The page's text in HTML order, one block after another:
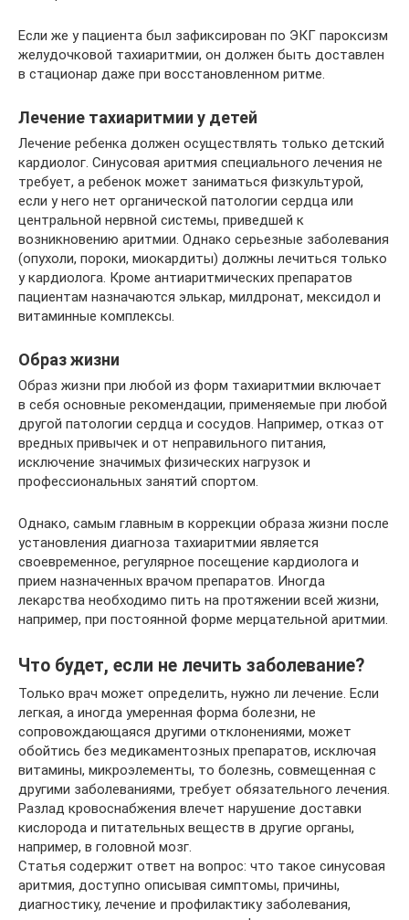
Если же у пациента был зафиксирован по ЭКГ пароксизм
желудочковой тахиаритмии, он должен быть доставлен
в стационар даже при восстановленном ритме.
Лечение тахиаритмии у детей
Лечение ребенка должен осуществлять только детский
кардиолог. Синусовая аритмия специального лечения не
требует, а ребенок может заниматься физкультурой,
если у него нет органической патологии сердца или
центральной нервной системы, приведшей к
возникновению аритмии. Однако серьезные заболевания
(опухоли, пороки, миокардиты) должны лечиться только
у кардиолога. Кроме антиаритмических препаратов
пациентам назначаются элькар, милдронат, мексидол и
витаминные комплексы.
Образ жизни
Образ жизни при любой из форм тахиаритмии включает
в себя основные рекомендации, применяемые при любой
другой патологии сердца и сосудов. Например, отказ от
вредных привычек и от неправильного питания,
исключение значимых физических нагрузок и
профессиональных занятий спортом.
Однако, самым главным в коррекции образа жизни после
установления диагноза тахиаритмии является
своевременное, регулярное посещение кардиолога и
прием назначенных врачом препаратов. Иногда
лекарства необходимо пить на протяжении всей жизни,
например, при постоянной форме мерцательной аритмии.
Что будет, если не лечить заболевание?
Только врач может определить, нужно ли лечение. Если
легкая, а иногда умеренная форма болезни, не
сопровождающаяся другими отклонениями, может
обойтись без медикаментозных препаратов, исключая
витамины, микроэлементы, то болезнь, совмещенная с
другими заболеваниями, требует обязательного лечения.
Разлад кровоснабжения влечет нарушение доставки
кислорода и питательных веществ в другие органы,
например, в головной мозг.
Статья содержит ответ на вопрос: что такое синусовая
аритмия, доступно описывая симптомы, причины,
диагностику, лечение и профилактику заболевания,